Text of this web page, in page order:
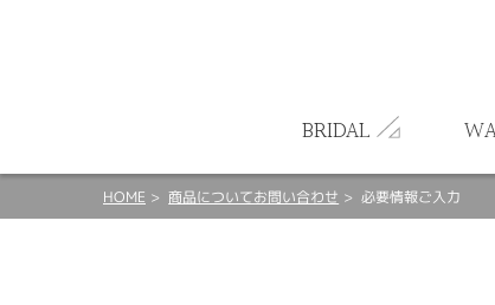
BRIDAL
HOME 商品についてお問い合わせ 必要情報ご入力